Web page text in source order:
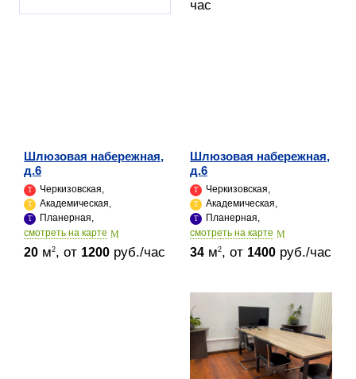
час
Шлюзовая набережная,
д.6
Черкизовская,
Академическая,
Планерная,
cмотреть на карте
20 м2, от 1200 руб./час
Шлюзовая набережная,
д.6
Черкизовская,
Академическая,
Планерная,
cмотреть на карте
34 м2, от 1400 руб./час